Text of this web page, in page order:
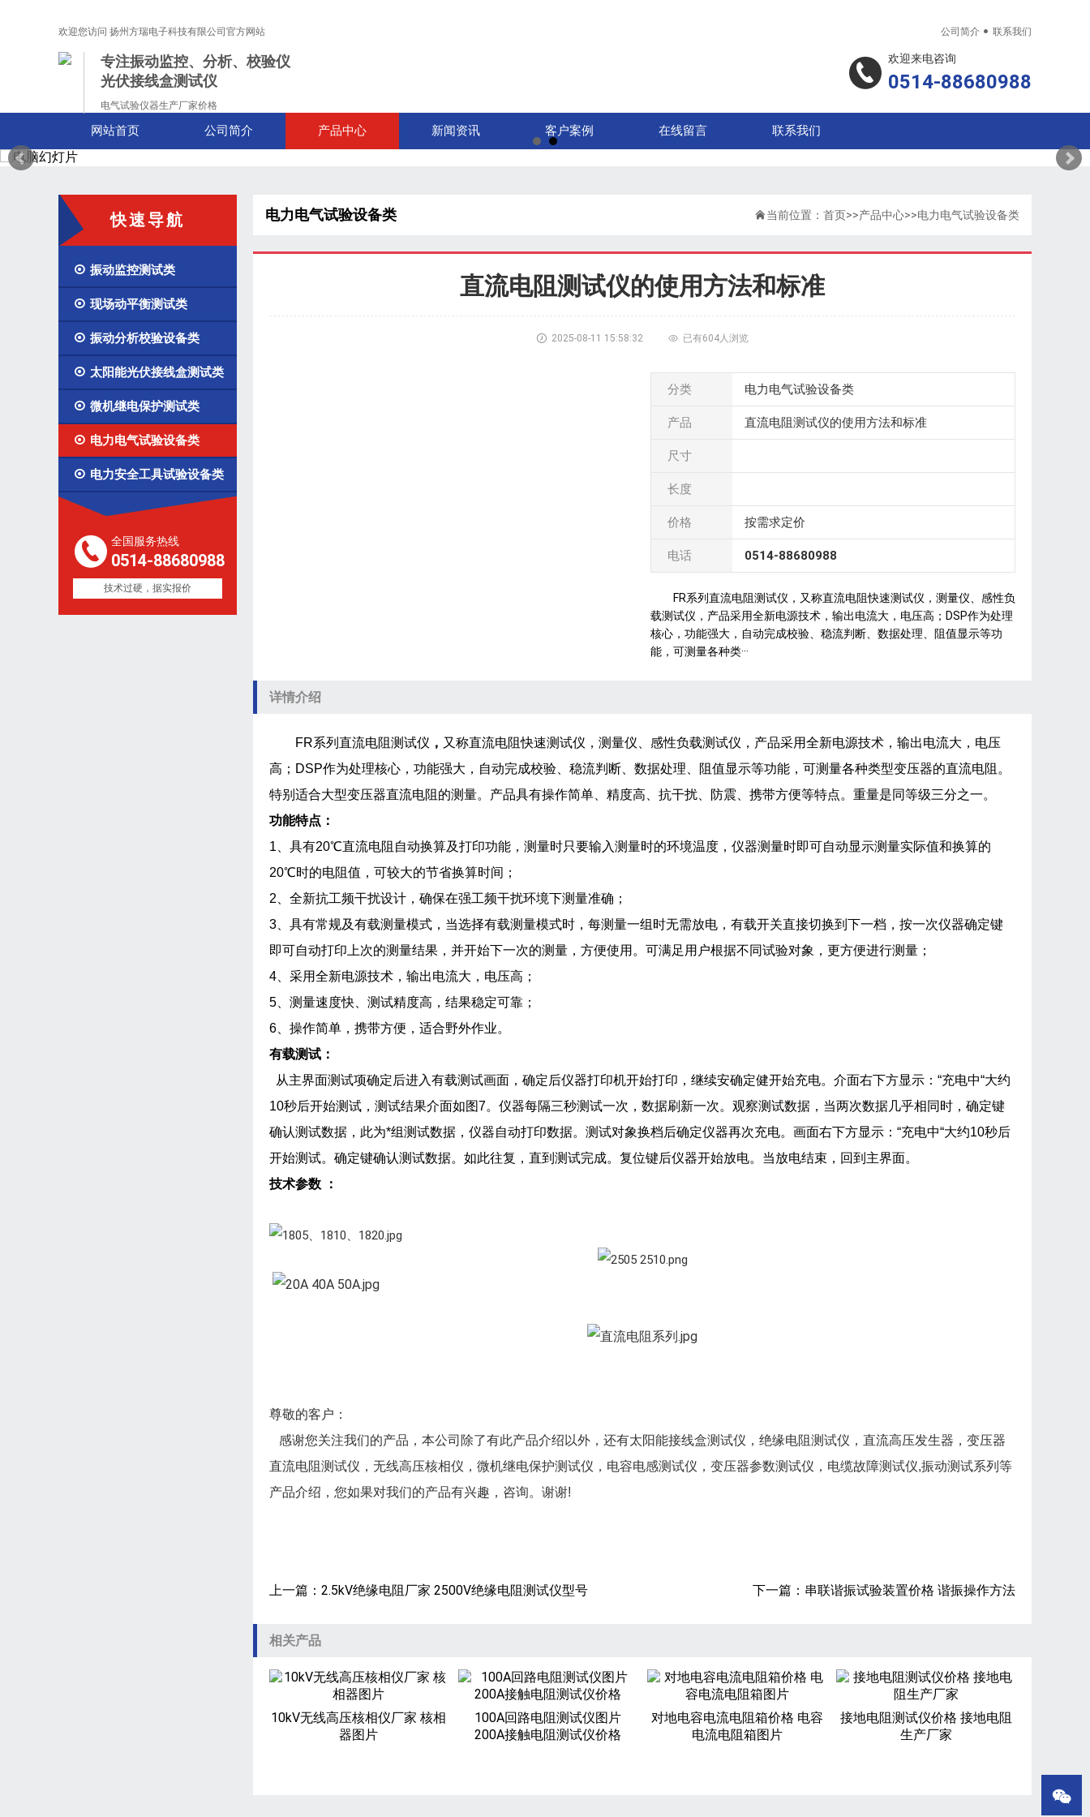
欢迎您访问 扬州方瑞电子科技有限公司官方网站 公司简介  联系我们
专注振动监控、分析、校验仪
光伏接线盒测试仪
电气试验仪器生产厂家价格
欢迎来电咨询
0514-88680988
网站首页 公司简介 产品中心 新闻资讯 客户案例 在线留言 联系我们
快速导航
 振动监控测试类
 现场动平衡测试类
 振动分析校验设备类
 太阳能光伏接线盒测试类
 微机继电保护测试类
 电力电气试验设备类
 电力安全工具试验设备类
全国服务热线
0514-88680988
技术过硬，据实报价
电力电气试验设备类 当前位置： 首页>>产品中心>>电力电气试验设备类
直流电阻测试仪的使用方法和标准
 2025-08-11 15:58:32  已有604人浏览
分类 电力电气试验设备类
产品 直流电阻测试仪的使用方法和标准
尺寸
长度
价格 按需求定价
电话 0514-88680988
FR系列直流电阻测试仪，又称直流电阻快速测试仪，测量仪、感性负
载测试仪，产品采用全新电源技术，输出电流大，电压高；DSP作为处理
核心，功能强大，自动完成校验、稳流判断、数据处理、阻值显示等功
能，可测量各种类···
详情介绍
FR系列直流电阻测试仪 ， 又称直流电阻快速测试仪，测量仪、感性负载测试仪，产品采用全新电源技术，输出电流大，电压
高；DSP作为处理核心，功能强大，自动完成校验、稳流判断、数据处理、阻值显示等功能，可测量各种类型变压器的直流电阻。
特别适合大型变压器直流电阻的测量。产品具有操作简单、精度高、抗干扰、防震、携带方便等特点。重量是同等级三分之一。
功能特点：
1、具有20℃直流电阻自动换算及打印功能，测量时只要输入测量时的环境温度，仪器测量时即可自动显示测量实际值和换算的
20℃时的电阻值，可较大的节省换算时间；
2、全新抗工频干扰设计，确保在强工频干扰环境下测量准确；
3、具有常规及有载测量模式，当选择有载测量模式时，每测量一组时无需放电，有载开关直接切换到下一档，按一次仪器确定键
即可自动打印上次的测量结果，并开始下一次的测量，方便使用。可满足用户根据不同试验对象，更方便进行测量；
4、采用全新电源技术，输出电流大，电压高；
5、测量速度快、测试精度高，结果稳定可靠；
6、操作简单，携带方便，适合野外作业。
有载测试：
从主界面测试项确定后进入有载测试画面，确定后仪器打印机开始打印，继续安确定健开始充电。介面右下方显示：“充电中“大约
10秒后开始测试，测试结果介面如图7。仪器每隔三秒测试一次，数据刷新一次。观察测试数据，当两次数据几乎相同时，确定键
确认测试数据，此为*组测试数据，仪器自动打印数据。测试对象换档后确定仪器再次充电。画面右下方显示：“充电中“大约10秒后
开始测试。确定键确认测试数据。如此往复，直到测试完成。复位键后仪器开始放电。当放电结束，回到主界面。
技术参数 ：
尊敬的客户：
感谢您关注我们的产品，本公司除了有此产品介绍以外，还有太阳能接线盒测试仪，绝缘电阻测试仪，直流高压发生器，变压器
直流电阻测试仪，无线高压核相仪，微机继电保护测试仪，电容电感测试仪，变压器参数测试仪，电缆故障测试仪,振动测试系列等
产品介绍，您如果对我们的产品有兴趣，咨询。谢谢!
上一篇： 2.5kV绝缘电阻厂家 2500V绝缘电阻测试仪型号 下一篇： 串联谐振试验装置价格 谐振操作方法
相关产品
10kV无线高压核相仪厂家 核相
器图片
100A回路电阻测试仪图片
200A接触电阻测试仪价格
对地电容电流电阻箱价格 电容
电流电阻箱图片
接地电阻测试仪价格 接地电阻
生产厂家
